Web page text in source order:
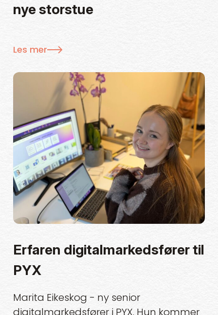
nye storstue
Les mer
Erfaren digitalmarkedsfører til
PYX
Marita Eikeskog - ny senior
digitalmarkedsfører i PYX. Hun kommer